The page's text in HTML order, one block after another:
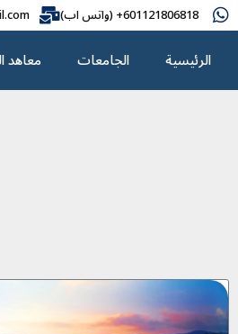
601121806818+ (واتس اب)
الرئيسية الجامعات معاهد